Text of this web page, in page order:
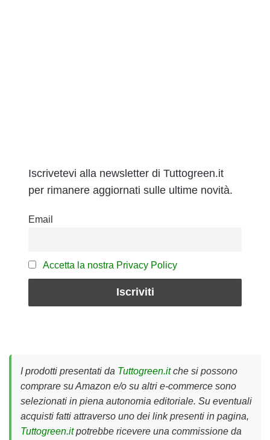
Iscrivetevi alla newsletter di Tuttogreen.it
per rimanere aggiornati sulle ultime novità.
Email
Accetta la nostra Privacy Policy
I prodotti presentati da Tuttogreen.itche si possono
comprare su Amazon e/o su altri e-commerce sono
selezionati in piena autonomia editoriale. Su eventuali
acquisti fatti attraverso uno dei link presenti in pagina,
Tuttogreen.itpotrebbe ricevere una commissione da